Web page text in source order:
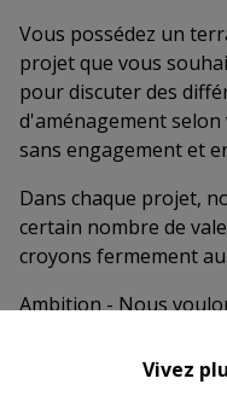
Vivez
Vous possédez un
projet que vous
pour discuter des
d'aménagement
sans engagement et
Dans chaque projet,
certain nombre de
croyons fermement
Ambition - Nous
contemporaine et les